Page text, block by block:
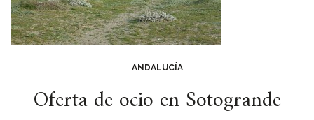
ANDALUCÍA
Oferta de ocio en Sotogrande